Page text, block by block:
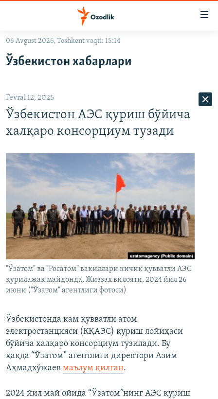
Асосий
Қидиришга
ўтинг
OZODLIK SURISHTIRUVLARI
На русском
ИЖТИМОИЙ ТАРМОҚЛАР
Озодлик бошқа тилларда
06 Avgust 2026, Toshkent vaqti: 15:14
Ўзбекистон хабарлари
Fevral 12, 2025
Ўзбекистон АЭС қуриш бўйича
халқаро консорциум тузади
"Ўзатом" ва "Росатом" вакиллари кичик қувватли АЭС
қурилажак майдонда, Жиззах вилояти, 2024 йил 26
июни ("Ўзатом" агентлиги фотоси)
Ўзбекистонда кам қувватли атом
электростанцияси (КҚАЭС) қуриш лойиҳаси
бўйича халқаро консорциум тузилади. Бу
ҳақда “Ўзатом” агентлиги директори Азим
Аҳмадхўжаев маълум қилган.
2024 йил май ойида “Ўзатом”нинг АЭС қуриш